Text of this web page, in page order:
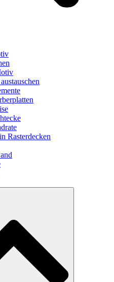
Rasterdecken